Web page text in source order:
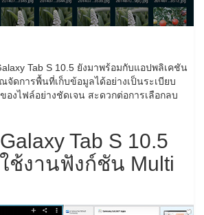
Tab S 10.5 ยังมาพร้อมกับแอปพลิเคชัน
ดการพื้นที่เก็บข้อมูลได้อย่างเป็นระเบียบ
งไฟล์อย่างชัดเจน สะดวกต่อการเลือกลบ
Tab S 10.5
ช้งานฟังก์ชัน Multi